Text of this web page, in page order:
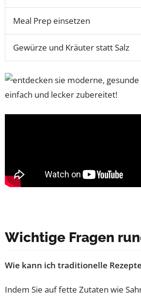
Meal Prep einsetzen
Gewürze und Kräuter statt Salz
Wichtige Fragen
Wie kann ich traditionelle
Indem Sie auf fette Zutaten wie